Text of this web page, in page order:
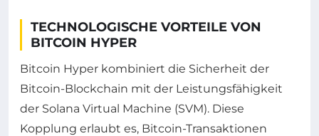
TECHNOLOGISCHE VORTEILE VON
BITCOIN HYPER
Bitcoin Hyper kombiniert die Sicherheit der
Bitcoin-Blockchain mit der Leistungsfähigkeit
der Solana Virtual Machine (SVM). Diese
Kopplung erlaubt es, Bitcoin-Transaktionen